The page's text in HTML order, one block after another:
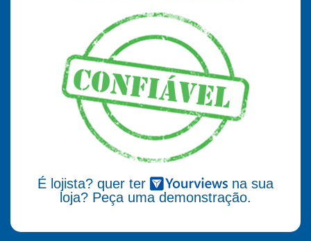
É lojista? quer ter
na sua
loja? Peça uma demonstração.